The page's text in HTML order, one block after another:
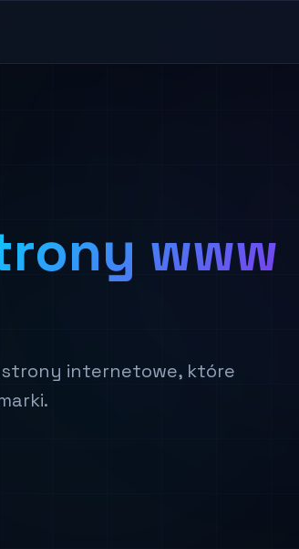
www
strony internetowe, które